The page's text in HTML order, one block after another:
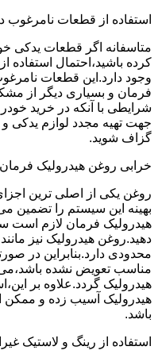
استفاده از قطعات نامرغوب
متاسفانه اگر قطعات یدکی
کرده باشید،احتمال
وجود دارد.این قطعات
فرمان و بسیاری دیگر از
شرایطی با آنکه در خرید
جهت تهیه مجدد لوازم یدکی و
گزاف شوید.
خرابی روغن هیدرولیک فرمان
روغن یکی از اصلی ترین
بهینه این سیستم را تضمین
هیدرولیک فرمان لازم است
دهید.روغن هیدرولیک نیز
محدودی دارد.بنابراین در
مناسب تعویض نشده
هیدرولیک گردد.علاوه بر
هیدرولیک آسیب زده و
باشد.
استفاده از رینگ و لاستیک